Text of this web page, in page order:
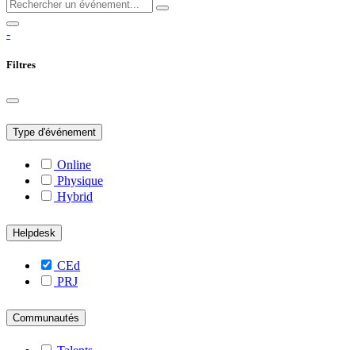
-
Filtres
Type d'événement
Online
Physique
Hybrid
Helpdesk
CEd
PRJ
Communautés